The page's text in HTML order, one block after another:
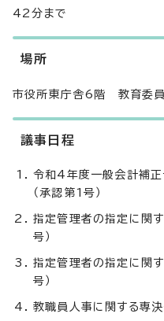
42分まで
場所
市役所東庁舎6階 教育委
議事日程
令和4年度一般会計補
（承認第1号）
指定管理者の指定に関
号）
指定管理者の指定に関
号）
教職員人事に関する専決